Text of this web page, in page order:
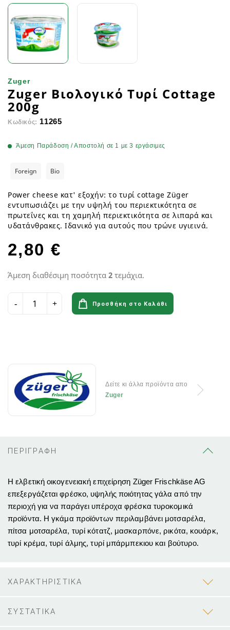
Zuger
Zuger Βιολογικό Τυρί Cottage
200g
Κωδικός: 11265
Άμεση Παράδοση / Αποστολή σε 1 με 3 εργάσιμες
Foreign Bio
Power cheese κατ' εξοχήν: το τυρί cottage Züger
εντυπωσιάζει με την υψηλή του περιεκτικότητα σε
πρωτεΐνες και τη χαμηλή περιεκτικότητα σε λιπαρά και
υδατάνθρακες. Ιδανικό για αυτούς που τρώνε υγιεινά.
2,80 €
Άμεση διαθέσιμη ποσότητα 2 τεμάχια.
Προσθήκη στο Καλάθι
Δείτε κι άλλα προϊόντα απο
Zuger
ΠΕΡΙΓΡΑΦΗ
H ελβετική οικογενειακή επιχείρηση Züger Frischkäse AG
επεξεργάζεται φρέσκο, υψηλής ποιότητας γάλα από την
περιοχή για να παράγει υπέροχα φρέσκα τυροκομικά
προϊόντα. Η γκάμα προϊόντων περιλαμβάνει μοτσαρέλα,
πίτσα μοτσαρέλα, τυρί κότατζ, μασκαρπόνε, ρικότα, κουάρκ,
τυρί κρέμα, τυρί άλμης, τυρί μπάρμπεκιου και βούτυρο.
ΧΑΡΑΚΤΗΡΙΣΤΙΚΑ
ΣΥΣΤΑΤΙΚΑ